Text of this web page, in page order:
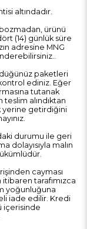
altındadır.
ürünü
(14) günlük süre
adresine MNG
paketleri
ediniz. Eğer
tutanak
alındıktan
yerine getirdiğini
durumu ile geri
dolayısıyla malın
cayması
tarafımızca
yoğunluğuna
iade edilir. Kredi
içerisinde